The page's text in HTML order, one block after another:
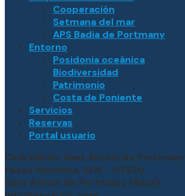
Cooperación
Setmana del mar
APS Badia de Portmany
Entorno
Posidonia oceánica
Biodiversidad
Patrimonio
Costa de Poniente
Servicios
Reservas
Portal usuario
Club Nàutic Sant Antoni de Portmany
Paseo Marítimo, S/N – 07820
Sant Antoni de Portmany (Ibiza)